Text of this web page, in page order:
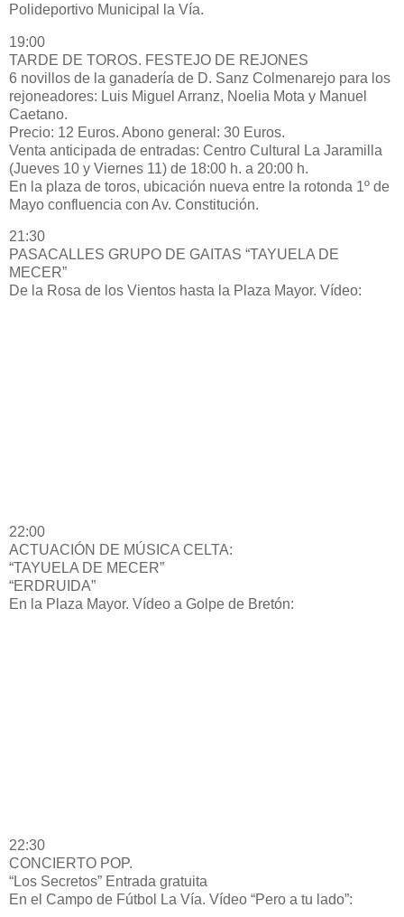
Polideportivo Municipal la Vía.
19:00
TARDE DE TOROS. FESTEJO DE REJONES
6 novillos de la ganadería de D. Sanz Colmenarejo para los
rejoneadores: Luis Miguel Arranz, Noelia Mota y Manuel
Caetano.
Precio: 12 Euros. Abono general: 30 Euros.
Venta anticipada de entradas: Centro Cultural La Jaramilla
(Jueves 10 y Viernes 11) de 18:00 h. a 20:00 h.
En la plaza de toros, ubicación nueva entre la rotonda 1º de
Mayo confluencia con Av. Constitución.
21:30
PASACALLES GRUPO DE GAITAS “TAYUELA DE
MECER”
De la Rosa de los Vientos hasta la Plaza Mayor. Vídeo:
22:00
ACTUACIÓN DE MÚSICA CELTA:
“TAYUELA DE MECER”
“ERDRUIDA”
En la Plaza Mayor. Vídeo a Golpe de Bretón:
22:30
CONCIERTO POP.
“Los Secretos” Entrada gratuita
En el Campo de Fútbol La Vía. Vídeo “Pero a tu lado”: